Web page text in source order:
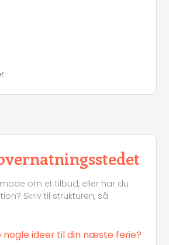
om et tilbud, eller har du
Skriv til strukturen, så
nogle ideer til din næste ferie?